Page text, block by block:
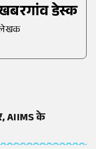
डेस्क
AIIMS के